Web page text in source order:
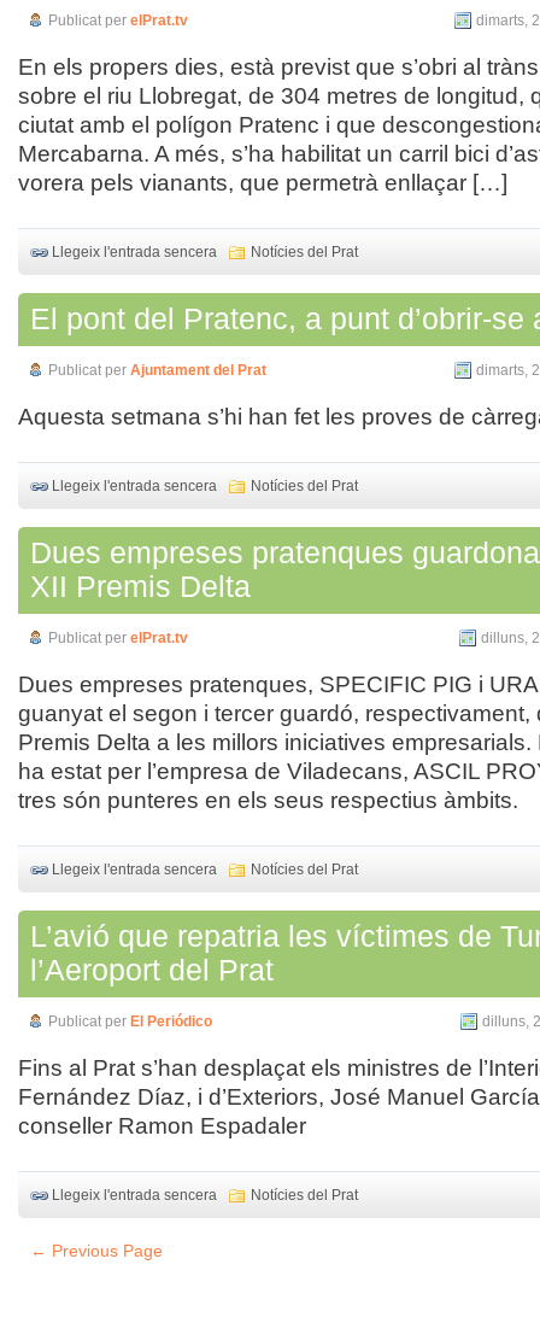
Publicat per elPrat.tv dimarts,
En els propers dies, està previst que s’obri al
sobre el riu Llobregat, de 304 metres de longitud,
ciutat amb el polígon Pratenc i que
Mercabarna. A més, s’ha habilitat un carril bici
vorera pels vianants, que permetrà enllaçar […]
Llegeix l'entrada sencera Notícies del Prat
El pont del Pratenc, a punt d’obrir-se
Publicat per Ajuntament del Prat dimarts,
Aquesta setmana s’hi han fet les proves de
Llegeix l'entrada sencera Notícies del Prat
Dues empreses pratenques
XII Premis Delta
Publicat per elPrat.tv dilluns,
Dues empreses pratenques, SPECIFIC PIG i
guanyat el segon i tercer guardó, respectivament,
Premis Delta a les millors iniciatives empresarials.
ha estat per l’empresa de Viladecans, ASCIL
tres són punteres en els seus respectius àmbits.
Llegeix l'entrada sencera Notícies del Prat
L’avió que repatria les víctimes de
l’Aeroport del Prat
Publicat per El Periódico dilluns,
Fins al Prat s’han desplaçat els ministres de
Fernández Díaz, i d’Exteriors, José Manuel
conseller Ramon Espadaler
Llegeix l'entrada sencera Notícies del Prat
← Previous Page